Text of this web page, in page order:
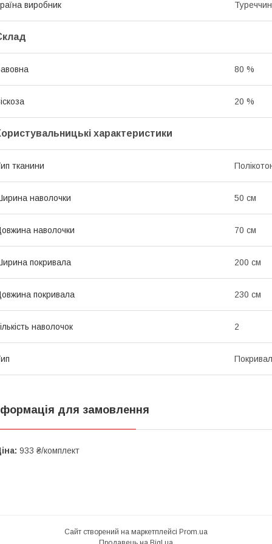
виробник
80 %
20 %
характеристики
тканини
наволочки 50 см
наволочки 70 см
покривала 200 см
покривала 230 см
наволочок 2
для замовлення
933 ₴/комплект
Сайт створений на маркетплейсі Prom.ua